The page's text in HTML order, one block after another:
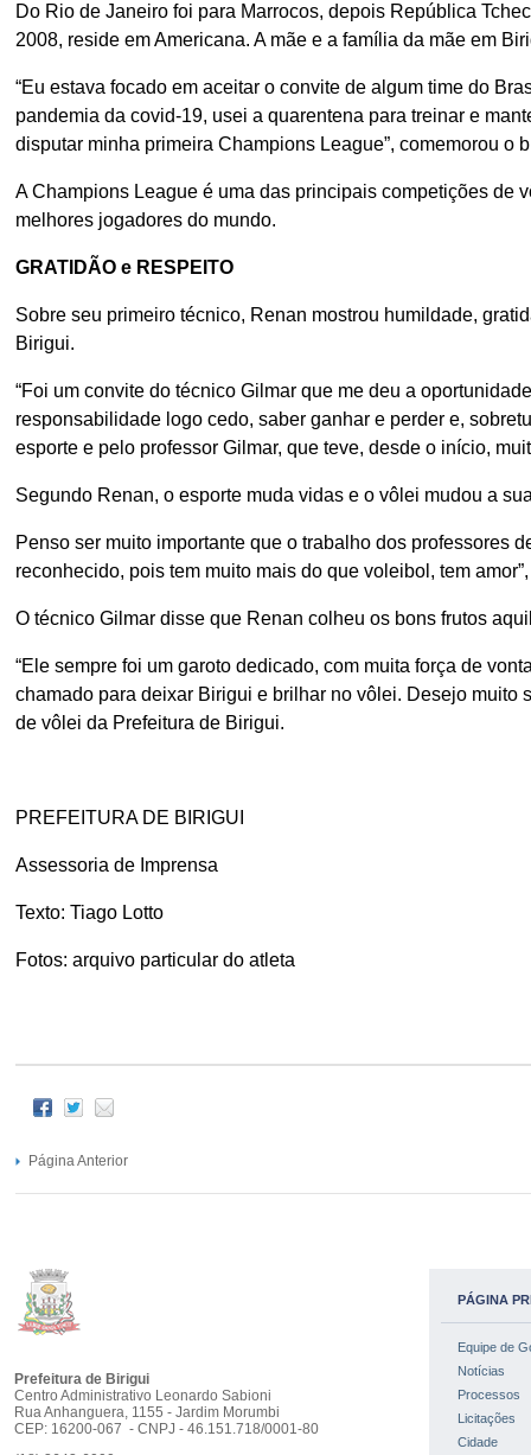
Do Rio de Janeiro foi para Marrocos, depois República
2008, reside em Americana. A mãe e a família da mãe em
“Eu estava focado em aceitar o convite de algum time do
pandemia da covid-19, usei a quarentena para treinar e
disputar minha primeira Champions League”, comemorou
A Champions League é uma das principais competições de
melhores jogadores do mundo.
GRATIDÃO e RESPEITO
Sobre seu primeiro técnico, Renan mostrou humildade,
Birigui.
“Foi um convite do técnico Gilmar que me deu a
responsabilidade logo cedo, saber ganhar e perder e,
esporte e pelo professor Gilmar, que teve, desde o início,
Segundo Renan, o esporte muda vidas e o vôlei mudou a
Penso ser muito importante que o trabalho dos professores
reconhecido, pois tem muito mais do que voleibol, tem
O técnico Gilmar disse que Renan colheu os bons frutos
“Ele sempre foi um garoto dedicado, com muita força de
chamado para deixar Birigui e brilhar no vôlei. Desejo muito
de vôlei da Prefeitura de Birigui.
PREFEITURA DE BIRIGUI
Assessoria de Imprensa
Texto: Tiago Lotto
Fotos: arquivo particular do atleta
Página Anterior
Prefeitura de Birigui
Centro Administrativo Leonardo Sabioni
Rua Anhanguera, 1155 - Jardim Morumbi
CEP: 16200-067 - CNPJ - 46.151.718/0001-80
PÁGINA
Equipe de
Notícias
Processos
Licitações
Cidade